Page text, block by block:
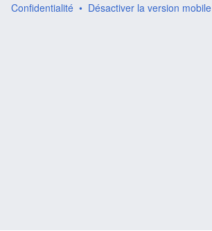
Confidentialité
Désactiver la version mobile